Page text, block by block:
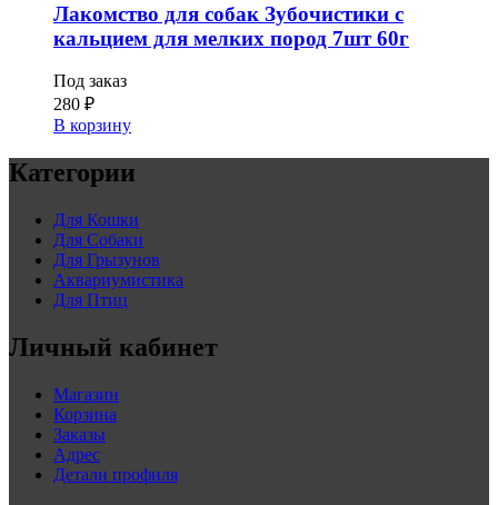
Лакомство для собак Зубочистики с
кальцием для мелких пород 7шт 60г
Под заказ
280 ₽
В корзину
Категории
Для Кошки
Для Собаки
Для Грызунов
Аквариумистика
Для Птиц
Личный кабинет
Магазин
Корзина
Заказы
Адрес
Детали профиля